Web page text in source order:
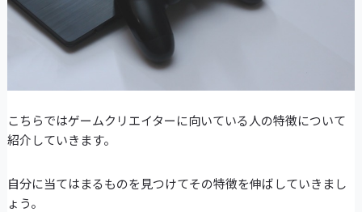
こちらではゲームクリエイターに向いている人の特徴について
紹介していきます。
自分に当てはまるものを見つけてその特徴を伸ばしていきまし
ょう。